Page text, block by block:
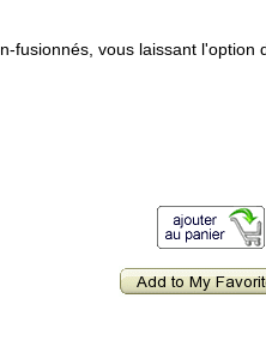
fusionnés, vous laissant l'option